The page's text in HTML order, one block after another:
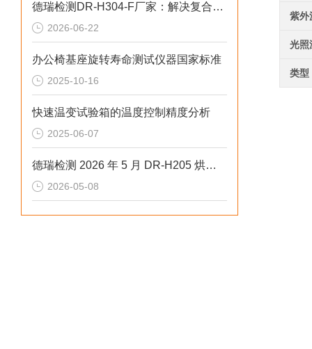
德瑞检测DR-H304-F厂家：解决复合腐蚀工况失准2026选型标准
2026-06-22
办公椅基座旋转寿命测试仪器国家标准
2025-10-16
快速温变试验箱的温度控制精度分析
2025-06-07
德瑞检测 2026 年 5 月 DR-H205 烘箱：超温报警 + 过载保护的工业级方案
2026-05-08
紫外
光照
类型